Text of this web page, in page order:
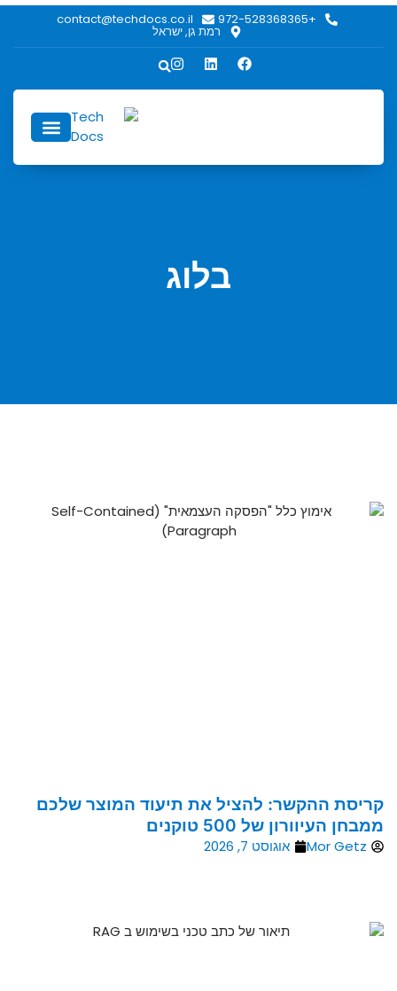
+972-528368365
contact@techdocs.co.il
רמת גן, ישראל
בלוג
קריסת ההקשר: להציל את תיעוד המוצר שלכם
ממבחן העיוורון של 500 טוקנים
Mor Getz אוגוסט 7, 2026